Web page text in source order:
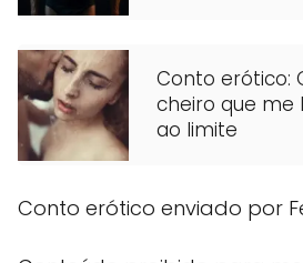
Conto erótico:
cheiro que me
ao limite
Conto erótico enviado por